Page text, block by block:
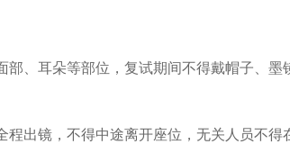
、耳朵等部位，复试期间不得戴帽子、墨
出镜，不得中途离开座位，无关人员不得